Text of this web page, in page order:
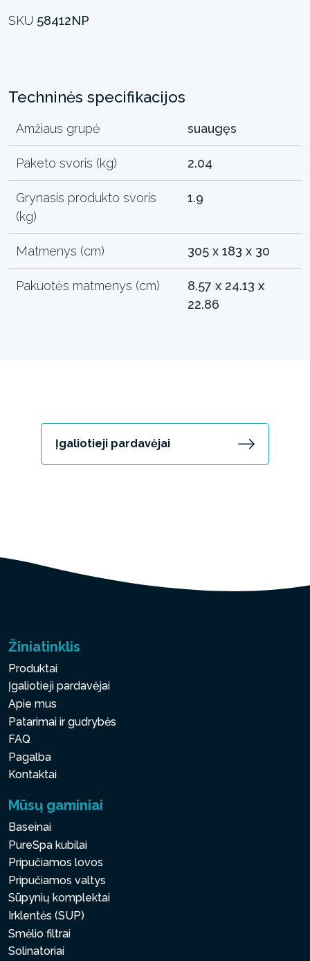
SKU 58412NP
Techninės specifikacijos
Amžiaus grupė suaugęs
Paketo svoris (kg) 2.04
Grynasis produkto svoris
(kg)
1.9
Matmenys (cm) 305 x 183 x 30
Pakuotės matmenys (cm)
8.57 x 24.13 x
22.86
Įgaliotieji pardavėjai
Žiniatinklis
Produktai
Įgaliotieji pardavėjai
Apie mus
Patarimai ir gudrybės
FAQ
Pagalba
Kontaktai
Mūsų gaminiai
Baseinai
PureSpa kubilai
Pripučiamos lovos
Pripučiamos valtys
Sūpynių komplektai
Irklentės (SUP)
Smėlio filtrai
Solinatoriai